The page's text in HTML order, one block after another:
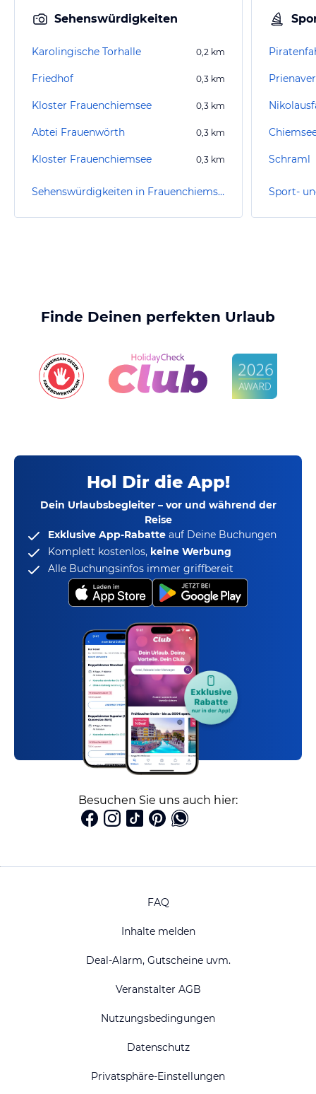
Sehenswürdigkeiten
Karolingische Torhalle 0,2 km
Friedhof 0,3 km
Kloster Frauenchiemsee 0,3 km
Abtei Frauenwörth 0,3 km
Kloster Frauenchiemsee 0,3 km
Sehenswürdigkeiten in Frauenchiemsee (Insel)
Schraml
Finde Deinen perfekten Urlaub
Hol Dir die App!
Dein Urlaubsbegleiter – vor und während der
Reise
Exklusive App-Rabatte auf Deine Buchungen
Komplett kostenlos, keine Werbung
Alle Buchungsinfos immer griffbereit
Besuchen Sie uns auch hier:
FAQ
Inhalte melden
Deal-Alarm, Gutscheine uvm.
Veranstalter AGB
Nutzungsbedingungen
Datenschutz
Privatsphäre-Einstellungen